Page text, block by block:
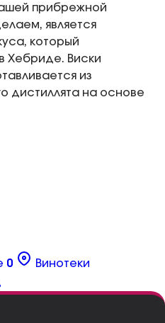
прибрежной
является
который
Хебриде. Виски
из
дистиллята на основе
0
Винотеки